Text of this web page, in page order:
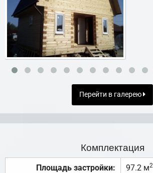
Перейти в галерею
Комплектация
Площадь застройки: 97.2 м2